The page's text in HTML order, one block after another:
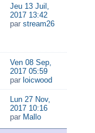
Jeu 13 Juil,
2017 13:42
par stream26
Ven 08 Sep,
2017 05:59
par loicwood
Lun 27 Nov,
2017 10:16
par Mallo